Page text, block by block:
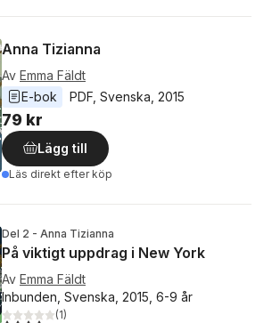
Anna Tizianna
Av Emma Fäldt
E-bok
PDF Svenska 2015
79 kr
Lägg till
Läs direkt efter köp
Del 2 - Anna Tizianna
På viktigt uppdrag i New York
Av Emma Fäldt
Inbunden, Svenska, 2015, 6-9 år
(1)